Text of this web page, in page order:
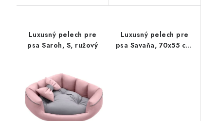
Luxusný pelech pre
psa Saroh, S, ružový
Luxusný pelech pre
psa Savaňa, 70x55 cm,